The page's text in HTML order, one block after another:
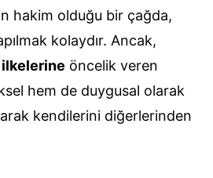
hakim olduğu bir çağda,
kolaydır. Ancak,
ilkelerine öncelik veren
hem de duygusal olarak
kendilerini diğerlerinden